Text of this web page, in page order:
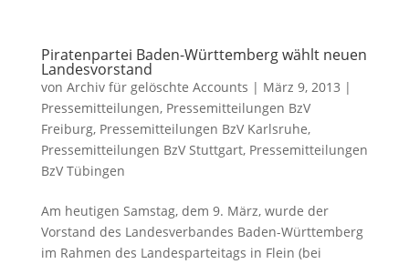
Piratenpartei Baden-Württemberg wählt neuen
Landesvorstand
von Archiv für gelöschte Accounts | März 9, 2013 |
Pressemitteilungen, Pressemitteilungen BzV
Freiburg, Pressemitteilungen BzV Karlsruhe,
Pressemitteilungen BzV Stuttgart, Pressemitteilungen
BzV Tübingen
Am heutigen Samstag, dem 9. März, wurde der
Vorstand des Landesverbandes Baden-Württemberg
im Rahmen des Landesparteitags in Flein (bei